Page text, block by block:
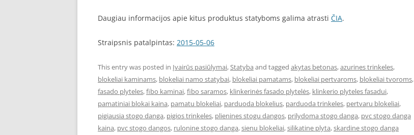
Daugiau informacijos apie kitus produktus statyboms galima atrasti ČIA.
Straipsnis patalpintas: 2015-05-06
This entry was posted in Įvairūs pasiūlymai,Statyba and tagged akytas betonas,azurines trinkeles,
blokeliai kaminams, blokeliai namo statybai, blokeliai pamatams, blokeliai pertvaroms, blokeliai tvoroms,
fasado plyteles,fibo kaminai,fibo saramos, klinkerinės fasado plytelės, klinkerio plyteles fasadui,
pamatiniai blokai kaina, pamatu blokeliai, parduoda blokelius, parduoda trinkeles, pertvaru blokeliai,
pigiausia stogo danga, pigios trinkeles, plienines stogu dangos, prilydoma stogo danga, pvc stogo danga
kaina, pvc stogo dangos, rulonine stogo danga,sienu blokeliai,silikatine plyta,skardine stogo danga